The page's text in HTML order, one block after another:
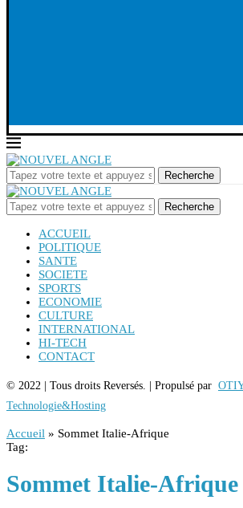
Recherche
Recherche
ACCUEIL
POLITIQUE
SANTE
SOCIETE
SPORTS
ECONOMIE
CULTURE
INTERNATIONAL
HI-TECH
CONTACT
© 2022 | Tous droits Reversés. | Propulsé par
Technologie&Hosting
Accueil » Sommet Italie-Afrique
Tag:
Sommet Italie-Afrique